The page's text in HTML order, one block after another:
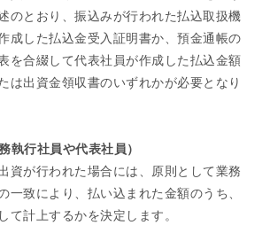
のとおり、振込みが行われた払込取扱機
成した払込金受入証明書か、預金通帳の
を合綴して代表社員が作成した払込金額
は出資金領収書のいずれかが必要となり
行社員や代表社員）
資が行われた場合には、原則として業務
一致により、払い込まれた金額のうち、
て計上するかを決定します。